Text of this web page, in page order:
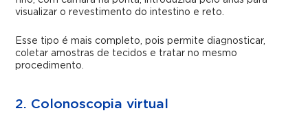
visualizar o revestimento do intestino e reto.
Esse tipo é mais completo, pois permite diagnosticar,
coletar amostras de tecidos e tratar no mesmo
procedimento.
2. Colonoscopia virtual